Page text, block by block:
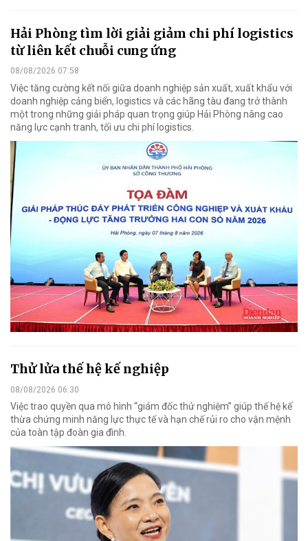
Hải Phòng tìm lời giải giảm chi phí logistics
từ liên kết chuỗi cung ứng
08/08/2026 07:58
Việc tăng cường kết nối giữa doanh nghiệp sản xuất, xuất khẩu với
doanh nghiệp cảng biển, logistics và các hãng tàu đang trở thành
một trong những giải pháp quan trọng giúp Hải Phòng nâng cao
năng lực cạnh tranh, tối ưu chi phí logistics.
Thử lửa thế hệ kế nghiệp
08/08/2026 06:30
Việc trao quyền qua mô hình “giám đốc thử nghiệm” giúp thế hệ kế
thừa chứng minh năng lực thực tế và hạn chế rủi ro cho vận mệnh
của toàn tập đoàn gia đình.